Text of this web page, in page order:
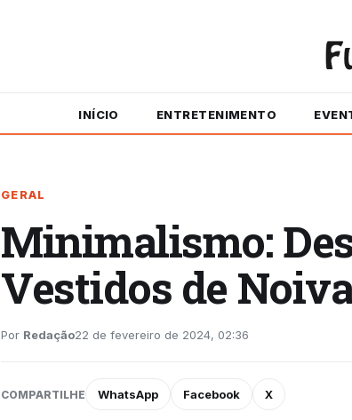
INÍCIO ENTRETENIMENTO
GERAL
Minimalismo:
Vestidos de
Por Redação22 de fevereiro de 2024, 02:36
COMPARTILHE WhatsApp Facebook X